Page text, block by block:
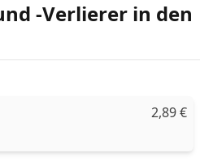
-Verlierer in den
2,89€